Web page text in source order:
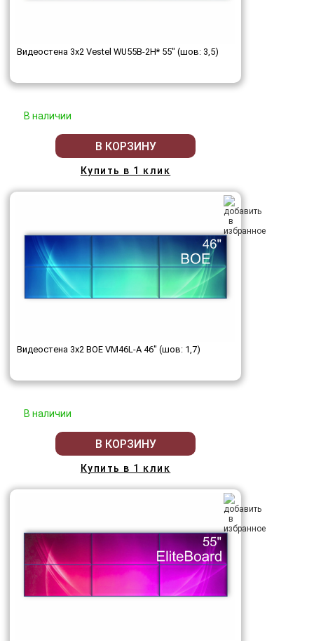
Видеостена 3x2 Vestel WU55B-2H* 55" (шов: 3,5)
В наличии
В КОРЗИНУ
Купить в 1 клик
Видеостена 3x2 BOE VM46L-A 46" (шов: 1,7)
В наличии
В КОРЗИНУ
Купить в 1 клик